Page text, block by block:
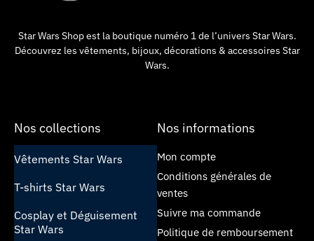
Star Wars Shop est la boutique numéro 1 de l’univers Star Wars.
Découvrez les vêtements, bijoux, décorations & accessoires Star
Wars.
Nos collections
Vêtements Star Wars
T-shirts Star Wars
Cosplay et Déguisement
Star Wars
Nos informations
Mon compte
Conditions générales de
ventes
Suivre ma commande
Politique de remboursement